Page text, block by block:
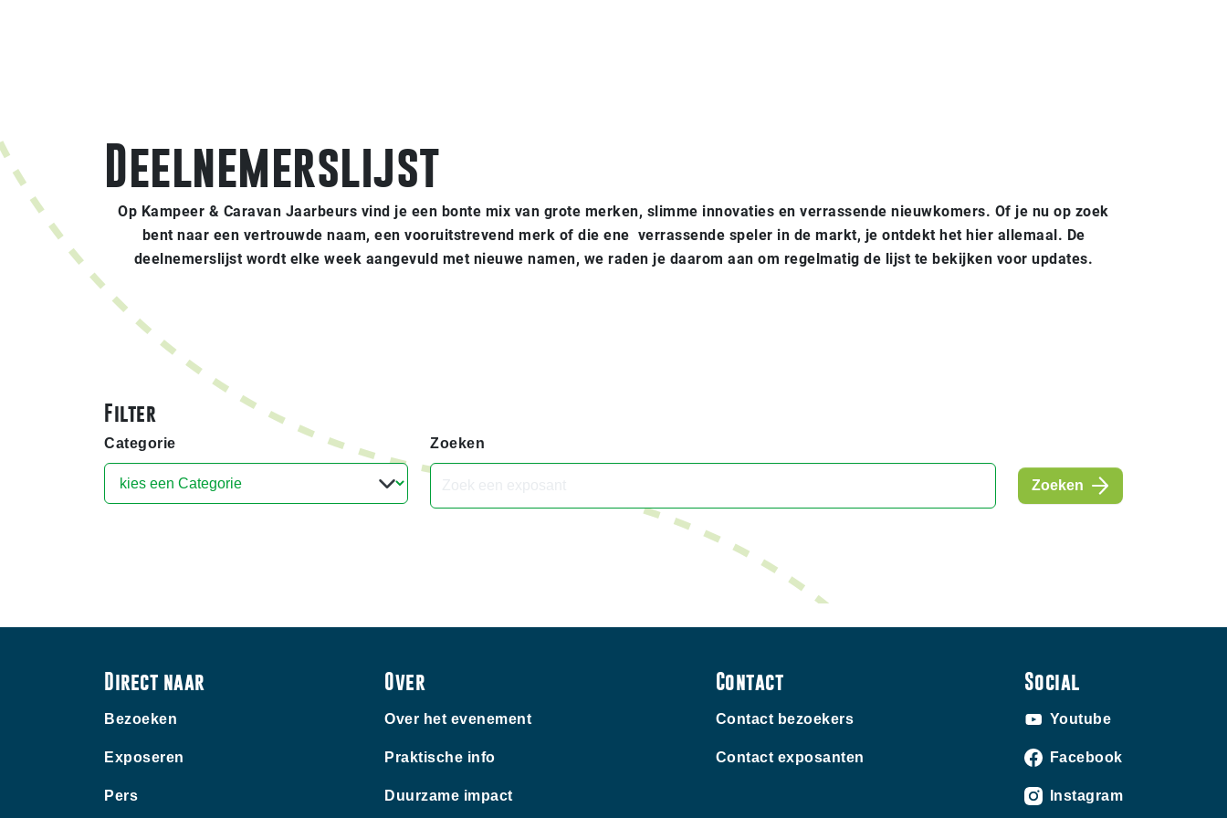
Deelnemerslijst
Op Kampeer & Caravan Jaarbeurs vind je een bonte mix van grote merken, slimme innovaties en verrassende nieuwkomers. Of je nu op zoek
bent naar een vertrouwde naam, een vooruitstrevend merk of die ene verrassende speler in de markt, je ontdekt het hier allemaal. De
deelnemerslijst wordt elke week aangevuld met nieuwe namen, we raden je daarom aan om regelmatig de lijst te bekijken voor updates.
Filter
Categorie Zoeken
Zoeken
Direct naar
Bezoeken
Exposeren
Pers
Over
Over het evenement
Praktische info
Duurzame impact
Contact
Contact bezoekers
Contact exposanten
Social
Youtube
Facebook
Instagram